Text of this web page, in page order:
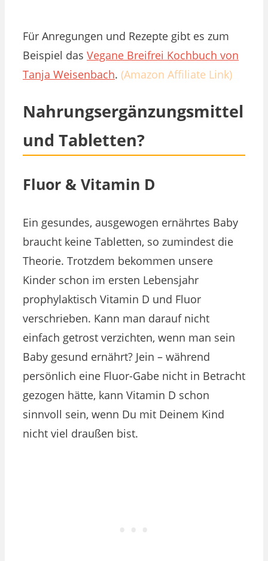
Für Anregungen und Rezepte gibt es zum
Beispiel das Vegane Breifrei Kochbuch von
Tanja Weisenbach. (Amazon Affiliate Link)
Nahrungsergänzungsmittel
und Tabletten?
Fluor & Vitamin D
Ein gesundes, ausgewogen ernährtes Baby
braucht keine Tabletten, so zumindest die
Theorie. Trotzdem bekommen unsere
Kinder schon im ersten Lebensjahr
prophylaktisch Vitamin D und Fluor
verschrieben. Kann man darauf nicht
einfach getrost verzichten, wenn man sein
Baby gesund ernährt? Jein – während
persönlich eine Fluor-Gabe nicht in Betracht
gezogen hätte, kann Vitamin D schon
sinnvoll sein, wenn Du mit Deinem Kind
nicht viel draußen bist.